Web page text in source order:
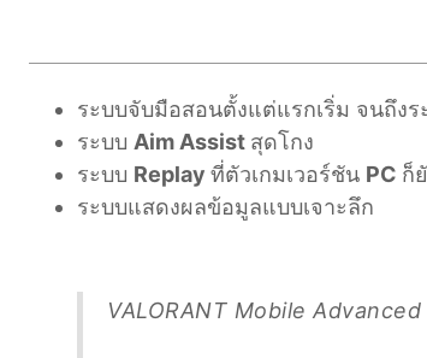
ระบบจับมือสอนตั้งแต่แรกเริ่ม จนถึงร
ระบบ Aim Assist สุดโกง
ระบบ Replay ที่ตัวเกมเวอร์ชัน PC ก็
ระบบแสดงผลข้อมูลแบบเจาะลึก
VALORANT Mobile